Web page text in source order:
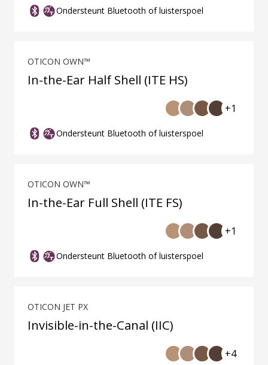
Ondersteunt Bluetooth of luisterspoel
OTICON OWN™
In-the-Ear Half Shell (ITE HS)
+1
Ondersteunt Bluetooth of luisterspoel
OTICON OWN™
In-the-Ear Full Shell (ITE FS)
+1
Ondersteunt Bluetooth of luisterspoel
OTICON JET PX
Invisible-in-the-Canal (IIC)
+4